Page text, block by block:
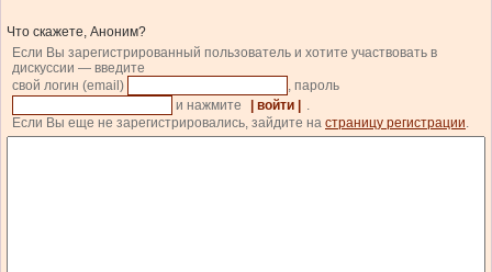
Что скажете, Аноним?
Если Вы зарегистрированный пользователь и хотите участвовать в
дискуссии — введите
свой логин (email)
, пароль
и нажмите
| войти |
.
Если Вы еще не зарегистрировались, зайдите на страницу регистрации.